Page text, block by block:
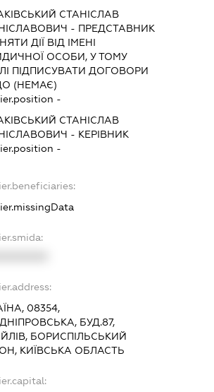
СТАНІСЛАВ
- ПРЕДСТАВНИК
ДІЇ ВІД ІМЕНІ
ОСОБИ, У ТОМУ
ПІДПИСУВАТИ ДОГОВОРИ
(НЕМАЄ)
-
СТАНІСЛАВ
- КЕРІВНИК
-
08354,
БУД.87,
БОРИСПІЛЬСЬКИЙ
КИЇВСЬКА ОБЛАСТЬ